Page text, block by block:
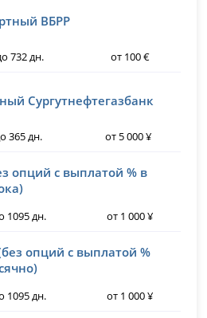
ВБРР
732 дн. от 100 €
Сургутнефтегазбанк
365 дн. от 5 000 ¥
опций с выплатой % в
1095 дн. от 1 000 ¥
опций с выплатой %
1095 дн. от 1 000 ¥